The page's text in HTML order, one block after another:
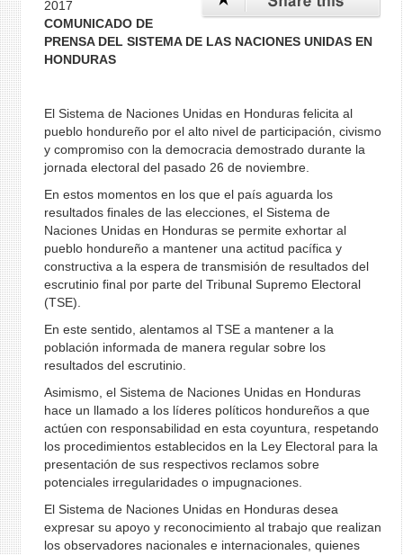
2017
COMUNICADO DE
PRENSA DEL SISTEMA DE LAS NACIONES UNIDAS EN
HONDURAS
El Sistema de Naciones Unidas en Honduras felicita al
pueblo hondureño por el alto nivel de participación, civismo
y compromiso con la democracia demostrado durante la
jornada electoral del pasado 26 de noviembre.
En estos momentos en los que el país aguarda los
resultados finales de las elecciones, el Sistema de
Naciones Unidas en Honduras se permite exhortar al
pueblo hondureño a mantener una actitud pacífica y
constructiva a la espera de transmisión de resultados del
escrutinio final por parte del Tribunal Supremo Electoral
(TSE).
En este sentido, alentamos al TSE a mantener a la
población informada de manera regular sobre los
resultados del escrutinio.
Asimismo, el Sistema de Naciones Unidas en Honduras
hace un llamado a los líderes políticos hondureños a que
actúen con responsabilidad en esta coyuntura, respetando
los procedimientos establecidos en la Ley Electoral para la
presentación de sus respectivos reclamos sobre
potenciales irregularidades o impugnaciones.
El Sistema de Naciones Unidas en Honduras desea
expresar su apoyo y reconocimiento al trabajo que realizan
los observadores nacionales e internacionales, quienes